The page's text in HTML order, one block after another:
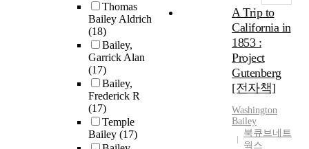
Thomas
Bailey Aldrich
(18)
Bailey,
Garrick Alan
(17)
Bailey,
Frederick R
(17)
Temple
Bailey (17)
A Trip to
California in
1853 :
Project
Gutenberg
[전자책]
Washington
Bailey
북큐브네트
웍스